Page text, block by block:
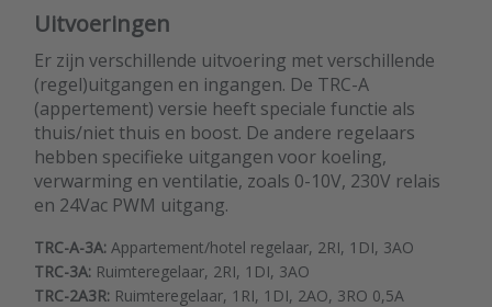
Uitvoeringen
Er zijn verschillende uitvoering met verschillende
(regel)uitgangen en ingangen. De TRC-A
(appertement) versie heeft speciale functie als
thuis/niet thuis en boost. De andere regelaars
hebben specifieke uitgangen voor koeling,
verwarming en ventilatie, zoals 0-10V, 230V relais
en 24Vac PWM uitgang.
TRC-A-3A: Appartement/hotel regelaar, 2RI, 1DI, 3AO
TRC-3A: Ruimteregelaar, 2RI, 1DI, 3AO
TRC-2A3R: Ruimteregelaar, 1RI, 1DI, 2AO, 3RO 0,5A